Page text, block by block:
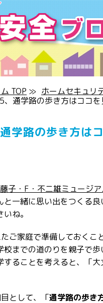
TOP ≫ ホームセキュリ
、通学路の歩き方はココを
学路の歩き方は
子・F・不二雄ミュージ
と一緒に思い出をつくる
ね。
ご家庭で準備しておくこ
校までの道のりを親子で
ることを考えると、「
として、「通学路の歩き